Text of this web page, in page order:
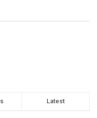
Latest